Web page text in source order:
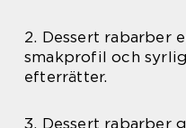
2. Dessert rabarber
smakprofil och
efterrätter.
3. Dessert rabarber